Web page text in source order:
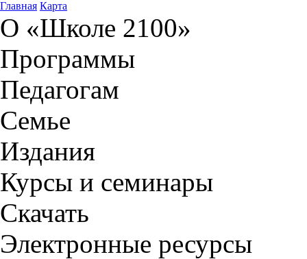
Главная Карта
О «Школе 2100»
Программы
Педагогам
Семье
Издания
Курсы и семинары
Скачать
Электронные ресурсы